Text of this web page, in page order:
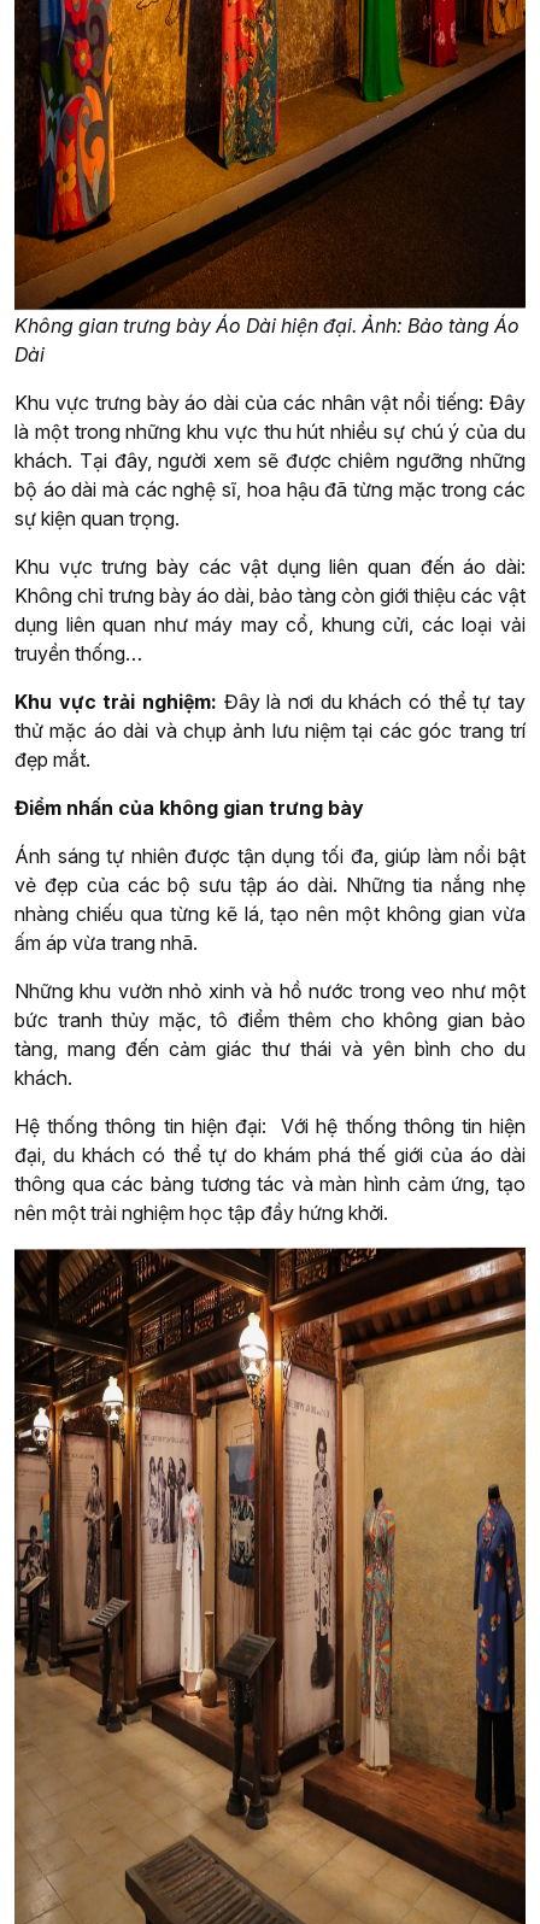
Không gian trưng bày Áo Dài hiện đại. Ảnh: Bảo tàng Áo
Dài
Khu vực trưng bày áo dài của các nhân vật nổi tiếng: Đây
là một trong những khu vực thu hút nhiều sự chú ý của du
khách. Tại đây, người xem sẽ được chiêm ngưỡng những
bộ áo dài mà các nghệ sĩ, hoa hậu đã từng mặc trong các
sự kiện quan trọng.
Khu vực trưng bày các vật dụng liên quan đến áo dài:
Không chỉ trưng bày áo dài, bảo tàng còn giới thiệu các vật
dụng liên quan như máy may cổ, khung cửi, các loại vải
truyền thống…
Khu vực trải nghiệm: Đây là nơi du khách có thể tự tay
thử mặc áo dài và chụp ảnh lưu niệm tại các góc trang trí
đẹp mắt.
Điểm nhấn của không gian trưng bày
Ánh sáng tự nhiên được tận dụng tối đa, giúp làm nổi bật
vẻ đẹp của các bộ sưu tập áo dài. Những tia nắng nhẹ
nhàng chiếu qua từng kẽ lá, tạo nên một không gian vừa
ấm áp vừa trang nhã.
Những khu vườn nhỏ xinh và hồ nước trong veo như một
bức tranh thủy mặc, tô điểm thêm cho không gian bảo
tàng, mang đến cảm giác thư thái và yên bình cho du
khách.
Hệ thống thông tin hiện đại: Với hệ thống thông tin hiện
đại, du khách có thể tự do khám phá thế giới của áo dài
thông qua các bảng tương tác và màn hình cảm ứng, tạo
nên một trải nghiệm học tập đầy hứng khởi.